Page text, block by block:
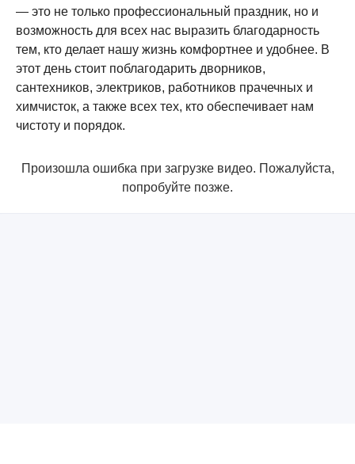
— это не только профессиональный праздник, но и
возможность для всех нас выразить благодарность
тем, кто делает нашу жизнь комфортнее и удобнее. В
этот день стоит поблагодарить дворников,
сантехников, электриков, работников прачечных и
химчисток, а также всех тех, кто обеспечивает нам
чистоту и порядок.
Произошла ошибка при загрузке видео. Пожалуйста,
попробуйте позже.